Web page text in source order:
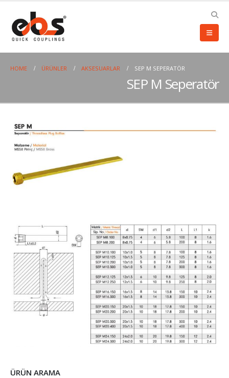
HOME ÜRÜNLER AKSESUARLAR SEP M SEPERATÖR
SEP M Seperatör
ÜRÜN ARAMA